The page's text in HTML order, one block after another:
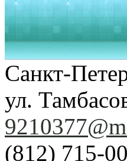
Санкт-
ул.
(812) 715-